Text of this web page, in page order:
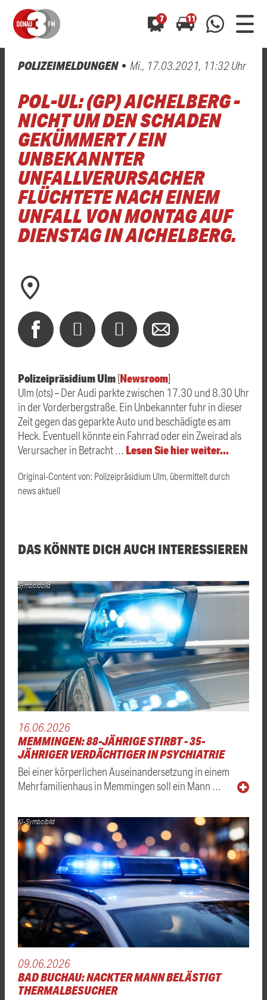
7 11
0800 0 490 400
01520 242 3333
Hast du auch einen Blitzer oder eine Verkehrsbehinderung
gesehen? Ganz einfach melden - kostenlos unter0800 0 490 400
oder perWhatsApp 01520 242 3333
Hast du auch einen Blitzer oder eine Verkehrsbehinderung
gesehen? Ganz einfach melden - kostenlos unter0800 0 490 400
oder perWhatsApp 01520 242 3333
POLIZEIMELDUNGEN Mi., 17.03.2021, 11:32 Uhr
POL-UL: (GP) AICHELBERG -
NICHT UM DEN SCHADEN
GEKÜMMERT / EIN
UNBEKANNTER
UNFALLVERURSACHER
FLÜCHTETE NACH EINEM
UNFALL VON MONTAG AUF
DIENSTAG IN AICHELBERG.
Polizeipräsidium Ulm[Newsroom]
Ulm (ots) – Der Audi parkte zwischen 17.30 und 8.30 Uhr
in der Vorderbergstraße. Ein Unbekannter fuhr in dieser
Zeit gegen das geparkte Auto und beschädigte es am
Heck. Eventuell könnte ein Fahrrad oder ein Zweirad als
Verursacher in Betracht … Lesen Sie hier weiter…
Original-Content von: Polizeipräsidium Ulm, übermittelt durch
news aktuell
DAS KÖNNTE DICH AUCH INTERESSIEREN
Symboldbild
16.06.2026
MEMMINGEN: 88-JÄHRIGE STIRBT - 35-
JÄHRIGER VERDÄCHTIGER IN PSYCHIATRIE
Bei einer körperlichen Auseinandersetzung in einem
Mehrfamilienhaus in Memmingen soll ein Mann …
KI-Symbolbild
09.06.2026
BAD BUCHAU: NACKTER MANN BELÄSTIGT
THERMALBESUCHER